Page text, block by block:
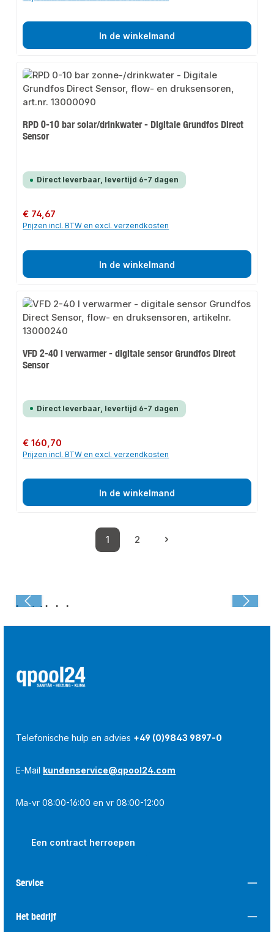
In de winkelmand
RPD 0-10 bar solar/drinkwater - Digitale Grundfos Direct
Sensor
Direct leverbaar, levertijd 6-7 dagen
Normale prijs:
€ 74,67
Prijzen incl. BTW en excl. verzendkosten
In de winkelmand
VFD 2-40 l verwarmer - digitale sensor Grundfos Direct
Sensor
Direct leverbaar, levertijd 6-7 dagen
Normale prijs:
€ 160,70
Prijzen incl. BTW en excl. verzendkosten
In de winkelmand
Pagina
1
Pagina
2
Laatst bekeken:
Telefonische hulp en advies +49 (0)9843 9897-0
E-Mail kundenservice@qpool24.com
Ma-vr 08:00-16:00 en vr 08:00-12:00
Een contract herroepen
Service
Het bedrijf